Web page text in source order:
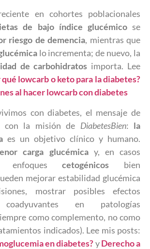
en cohortes poblacionales
de bajo índice glucémicose
riesgo de demencia, mientras que
lo incrementa; de nuevo, la
de carbohidratos importa. Lee
qué lowcarb o keto para la diabetes?
al hacer lowcarb con diabetes
con diabetes, el mensaje de
con la misión de DiabetesBien: la
es un objetivo clínico y humano.
carga glucémicay, en casos
enfoquescetogénicos bien
mejorar estabilidad glucémica
mostrar posibles efectos
coadyuvantes en patologías
como complemento, no como
indicados). Lee mis posts:
en diabetes?yDerecho a